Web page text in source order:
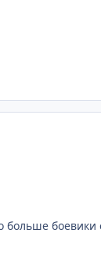
больше